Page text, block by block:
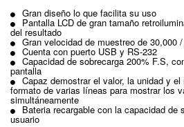
Gran diseño lo que facilita su uso
Pantalla LCD de gran tamaño
del resultado
Gran velocidad de muestreo de 30,000
Cuenta con puerto USB y RS-232
Capacidad de sobrecarga 200% F.S,
pantalla
Capaz demostrar el valor, la unidad y
formato de varias líneas para mostrar los
simultáneamente
Bateria recargable con la capacidad de
usuario